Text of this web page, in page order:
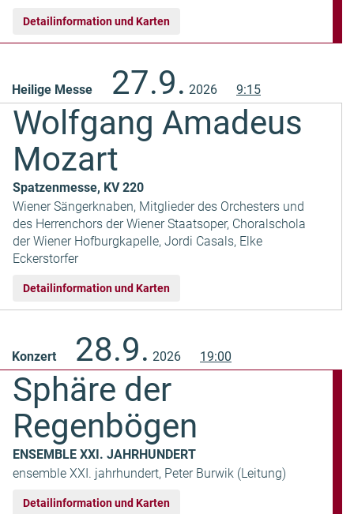
Detailinformation und Karten
Heilige Messe 27.9. 2026 9:15
Wolfgang Amadeus
Mozart
Spatzenmesse, KV 220
Wiener Sängerknaben, Mitglieder des Orchesters und
des Herrenchors der Wiener Staatsoper, Choralschola
der Wiener Hofburgkapelle, Jordi Casals, Elke
Eckerstorfer
Detailinformation und Karten
Konzert 28.9. 2026 19:00
Sphäre der
Regenbögen
ENSEMBLE XXI. JAHRHUNDERT
ensemble XXI. jahrhundert, Peter Burwik (Leitung)
Detailinformation und Karten